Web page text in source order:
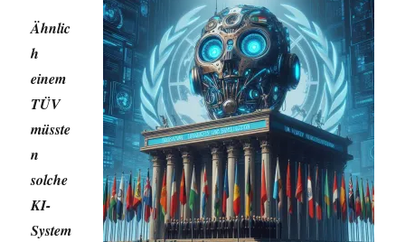
Ähnlic
h
einem
TÜV
müsste
n
solche
KI-
System